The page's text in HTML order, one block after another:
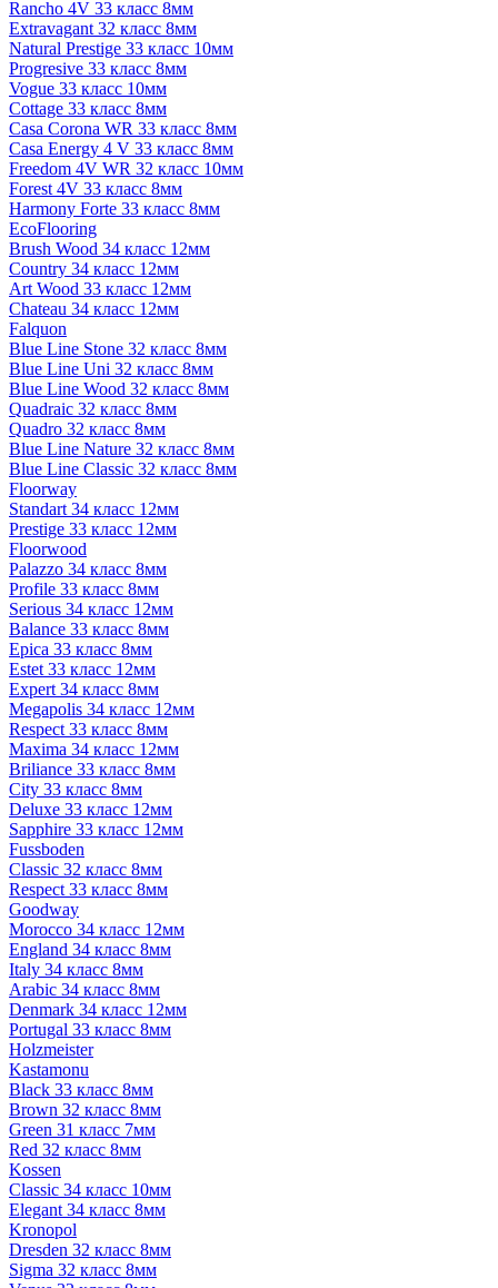
Rancho 4V 33 класс 8мм
Extravagant 32 класс 8мм
Natural Prestige 33 класс 10мм
Progresive 33 класс 8мм
Vogue 33 класс 10мм
Cottage 33 класс 8мм
Casa Corona WR 33 класс 8мм
Casa Energy 4 V 33 класс 8мм
Freedom 4V WR 32 класс 10мм
Forest 4V 33 класс 8мм
Harmony Forte 33 класс 8мм
EcoFlooring
Brush Wood 34 класс 12мм
Country 34 класс 12мм
Art Wood 33 класс 12мм
Chateau 34 класс 12мм
Falquon
Blue Line Stone 32 класс 8мм
Blue Line Uni 32 класс 8мм
Blue Line Wood 32 класс 8мм
Quadraic 32 класс 8мм
Quadro 32 класс 8мм
Blue Line Nature 32 класс 8мм
Blue Line Classic 32 класс 8мм
Floorway
Standart 34 класс 12мм
Prestige 33 класс 12мм
Floorwood
Palazzo 34 класс 8мм
Profile 33 класс 8мм
Serious 34 класс 12мм
Balance 33 класс 8мм
Epica 33 класс 8мм
Estet 33 класс 12мм
Expert 34 класс 8мм
Megapolis 34 класс 12мм
Respect 33 класс 8мм
Maxima 34 класс 12мм
Briliance 33 класс 8мм
City 33 класс 8мм
Deluxe 33 класс 12мм
Sapphire 33 класс 12мм
Fussboden
Classic 32 класс 8мм
Respect 33 класс 8мм
Goodway
Morocco 34 класс 12мм
England 34 класс 8мм
Italy 34 класс 8мм
Arabic 34 класс 8мм
Denmark 34 класс 12мм
Portugal 33 класс 8мм
Holzmeister
Kastamonu
Black 33 класс 8мм
Brown 32 класс 8мм
Green 31 класс 7мм
Red 32 класс 8мм
Kossen
Classic 34 класс 10мм
Elegant 34 класс 8мм
Kronopol
Dresden 32 класс 8мм
Sigma 32 класс 8мм